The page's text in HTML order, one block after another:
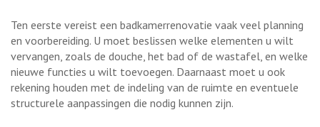
Ten eerste vereist een badkamerrenovatie vaak veel planning
en voorbereiding. U moet beslissen welke elementen u wilt
vervangen, zoals de douche, het bad of de wastafel, en welke
nieuwe functies u wilt toevoegen. Daarnaast moet u ook
rekening houden met de indeling van de ruimte en eventuele
structurele aanpassingen die nodig kunnen zijn.